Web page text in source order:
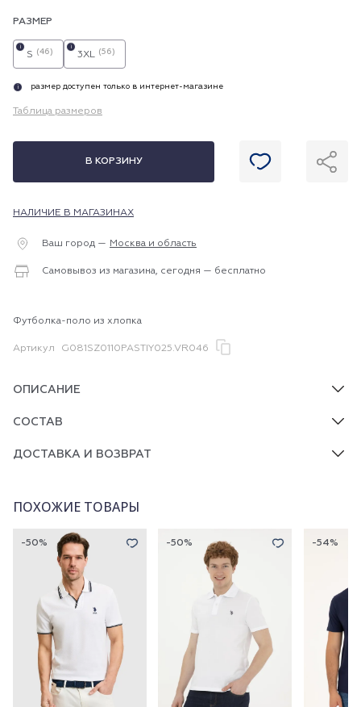
РАЗМЕР
S (46)
i
3XL (56)
i
i размер доступен только в интернет-магазине
Таблица размеров
В КОРЗИНУ
НАЛИЧИЕ В МАГАЗИНАХ
Ваш город — Москва и область
Самовывоз из магазина, сегодня — бесплатно
Футболка-поло из хлопка
Артикул G081SZ0110PASTIY025.VR046
ОПИСАНИЕ
СОСТАВ
ДОСТАВКА И ВОЗВРАТ
ПОХОЖИЕ ТОВАРЫ
-50% -50% -54%